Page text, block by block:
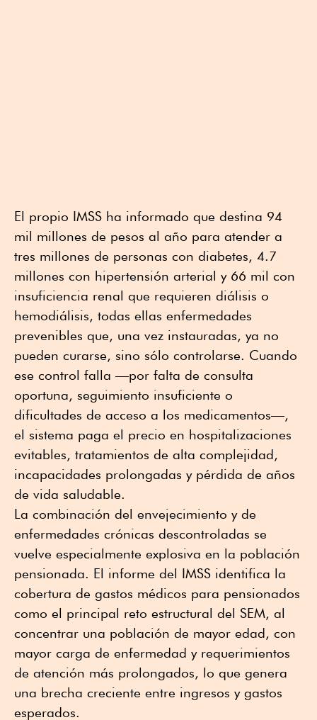
El propio IMSS ha informado que destina 94
mil millones de pesos al año para atender a
tres millones de personas con diabetes, 4.7
millones con hipertensión arterial y 66 mil con
insuficiencia renal que requieren diálisis o
hemodiálisis, todas ellas enfermedades
prevenibles que, una vez instauradas, ya no
pueden curarse, sino sólo controlarse. Cuando
ese control falla —por falta de consulta
oportuna, seguimiento insuficiente o
dificultades de acceso a los medicamentos—,
el sistema paga el precio en hospitalizaciones
evitables, tratamientos de alta complejidad,
incapacidades prolongadas y pérdida de años
de vida saludable.
La combinación del envejecimiento y de
enfermedades crónicas descontroladas se
vuelve especialmente explosiva en la población
pensionada. El informe del IMSS identifica la
cobertura de gastos médicos para pensionados
como el principal reto estructural del SEM, al
concentrar una población de mayor edad, con
mayor carga de enfermedad y requerimientos
de atención más prolongados, lo que genera
una brecha creciente entre ingresos y gastos
esperados.